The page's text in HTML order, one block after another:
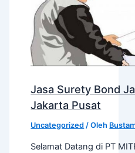
Jasa Surety Bond
Jakarta Pusat
Uncategorized / Oleh
Selamat Datang di PT